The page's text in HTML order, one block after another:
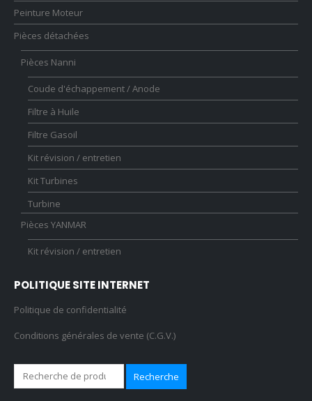
Peinture Moteur
Pièces détachées
Pièces Nanni
Coude d'échappement / Anode
Filtre à Huile
Filtre Gasoil
Kit révision / entretien
Kit Turbines
Turbine
Pièces YANMAR
Kit révision / entretien
POLITIQUE SITE INTERNET
Politique de confidentialité
Conditions générales de vente (C.G.V.)
Recherche